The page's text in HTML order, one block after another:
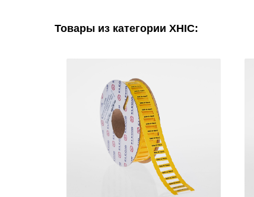
Товары из категории XHIC: